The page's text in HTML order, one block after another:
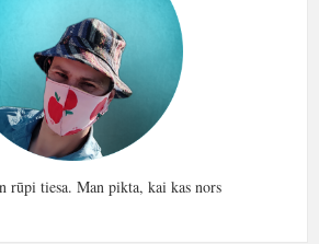
rūpi tiesa. Man pikta, kai kas nors